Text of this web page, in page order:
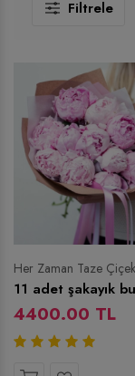
Filtrele
Her Zaman Taze
11 adet şakayık
4400.00 TL